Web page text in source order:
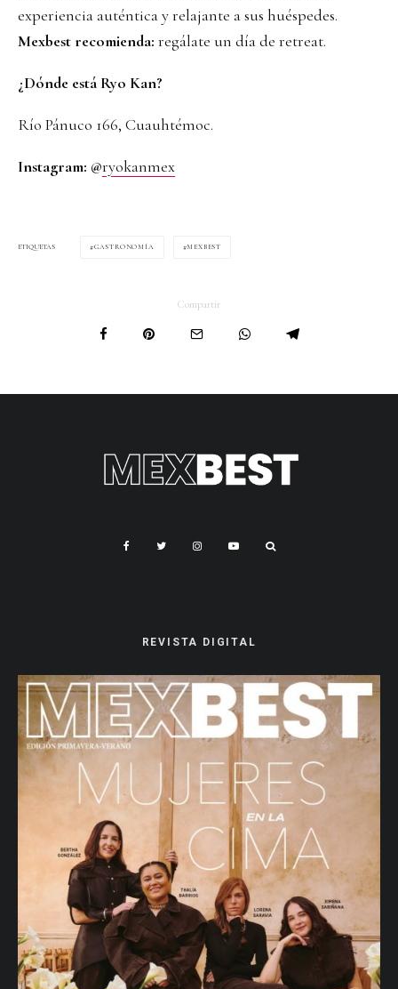
experiencia auténtica y relajante a sus huéspedes.
Mexbest recomienda: regálate un día de retreat.
¿Dónde está Ryo Kan?
Río Pánuco 166, Cuauhtémoc.
Instagram: @ryokanmex
ETIQUETAS GASTRONOMÍA MEXBEST
Compartir
REVISTA DIGITAL